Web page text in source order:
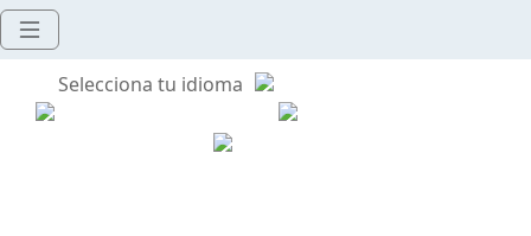
Selecciona tu idioma